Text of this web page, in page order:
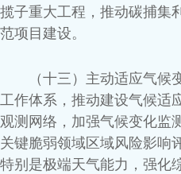
揽子重大工程，推动碳捕集
范项目建设。
（十三）主动适应气
工作体系，推动建设气候适
观测网络，加强气候变化监
关键脆弱领域区域风险影响
特别是极端天气能力，强化